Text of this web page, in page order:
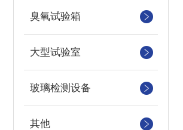
臭氧试验箱
大型试验室
玻璃检测设备
其他